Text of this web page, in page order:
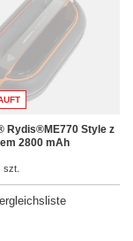
Rydis®ME770 Style z
2800 mAh
szt.